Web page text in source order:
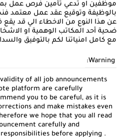
موظفين او تدعي تأمين فرص عمل
بالوظيفة وتوقيع عقد عمل معتمد
عن هذا النوع من الاخطاء الي قد
ضحية أحد المكاتب الوهمية او
مع كامل امنياتنا لكم بالتوفيق
Warning:
of all job announcements
platform are carefully
you to be careful, as it is
and make mistakes even
we hope that you all read
carefully and
before applying .